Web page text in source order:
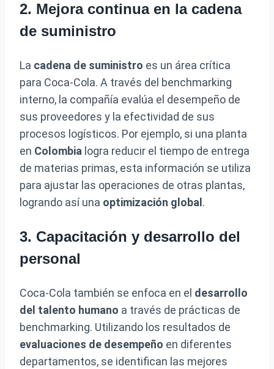
2. Mejora continua en la cadena
de suministro
La cadena de suministro es un área crítica
para Coca-Cola. A través del benchmarking
interno, la compañía evalúa el desempeño de
sus proveedores y la efectividad de sus
procesos logísticos. Por ejemplo, si una planta
en Colombia logra reducir el tiempo de entrega
de materias primas, esta información se utiliza
para ajustar las operaciones de otras plantas,
logrando así una optimización global .
3. Capacitación y desarrollo del
personal
Coca-Cola también se enfoca en el desarrollo
del talento humano a través de prácticas de
benchmarking. Utilizando los resultados de
evaluaciones de desempeño en diferentes
departamentos, se identifican las mejores